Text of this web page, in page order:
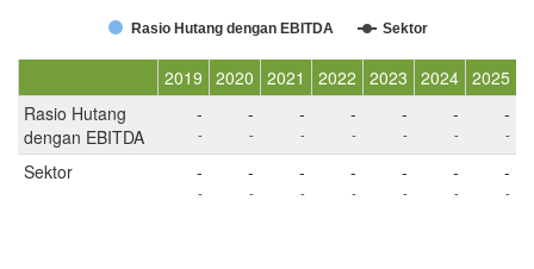
Rasio Hutang dengan EBITDA Sektor
2019 2020 2021 2022 2023 2024 2025
Rasio Hutang
dengan EBITDA
-
-
-
-
-
-
-
-
-
-
-
-
-
-
Sektor -
-
-
-
-
-
-
-
-
-
-
-
-
-